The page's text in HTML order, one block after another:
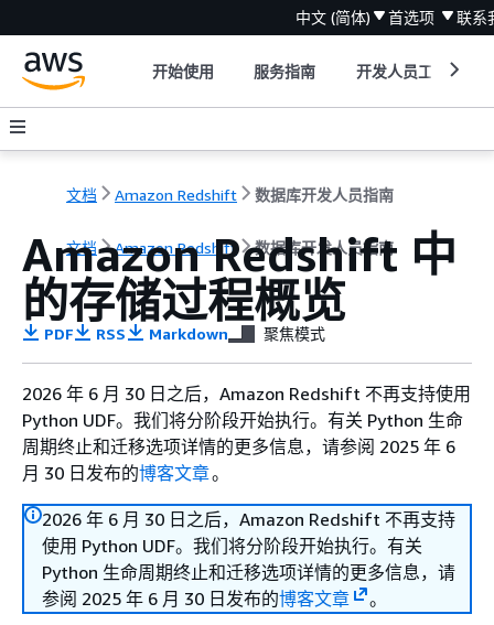
中文 (简体) 首选项 联系
开始使用 服务指南 开发人员工具
文档 Amazon Redshift 数据库开发人员指南
文档 Amazon Redshift 数据库开发人员指南
Amazon Redshift 中
的存储过程概览
PDF RSS Markdown 聚焦模式
2026 年 6 月 30 日之后，Amazon Redshift 不再支持使用
Python UDF。我们将分阶段开始执行。有关 Python 生命
周期终止和迁移选项详情的更多信息，请参阅 2025 年 6
月 30 日发布的博客文章。
2026 年 6 月 30 日之后，Amazon Redshift 不再支持
使用 Python UDF。我们将分阶段开始执行。有关
Python 生命周期终止和迁移选项详情的更多信息，请
参阅 2025 年 6 月 30 日发布的博客文章 。